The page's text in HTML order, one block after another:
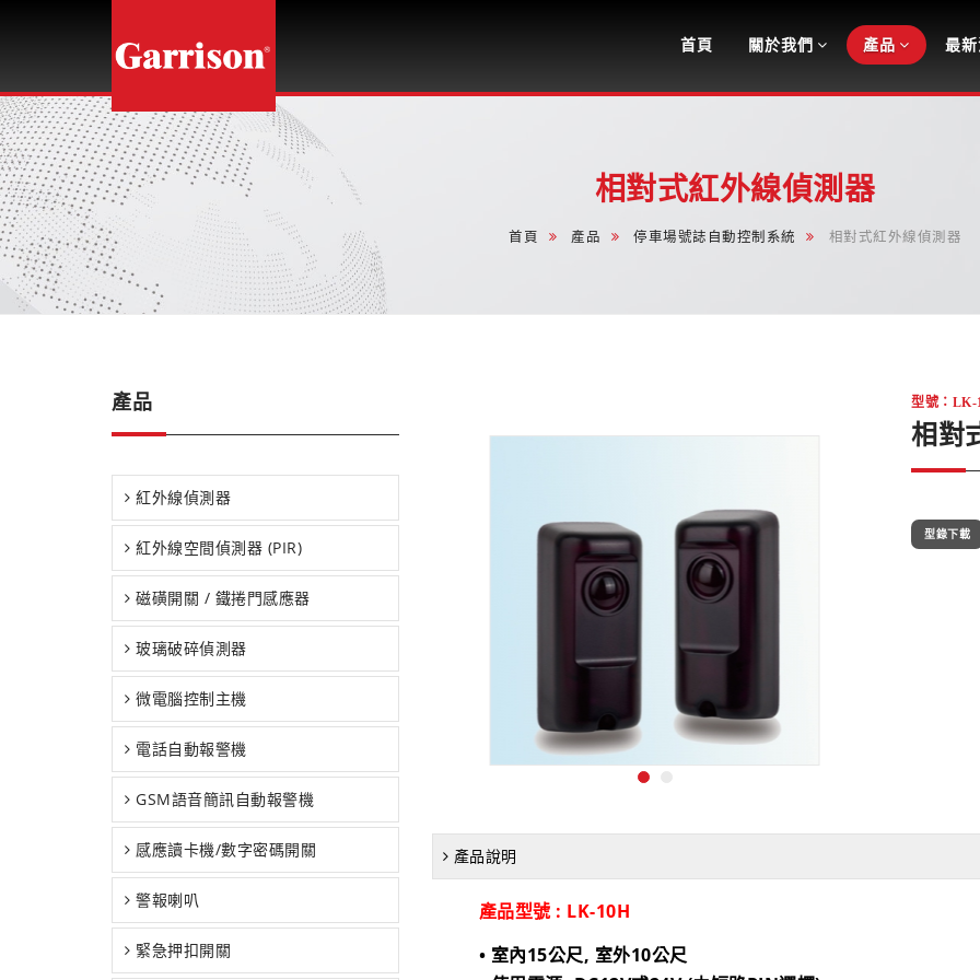
龍
光
企
業
股
份
有
限
公
司
首頁 關於我們 產品 最新
相對式紅外線偵測器
首頁 產品 停車場號誌自動控制系統 相對式紅外線偵測器
產品
紅外線偵測器
紅外線空間偵測器 (PIR)
磁磺開關 / 鐵捲門感應器
玻璃破碎偵測器
微電腦控制主機
電話自動報警機
GSM語音簡訊自動報警機
感應讀卡機/數字密碼開關
警報喇叭
緊急押扣開關
型號：LK-
相對
型錄下載
產品說明
產品型號 : LK-10H
• 室內15公尺, 室外10公尺